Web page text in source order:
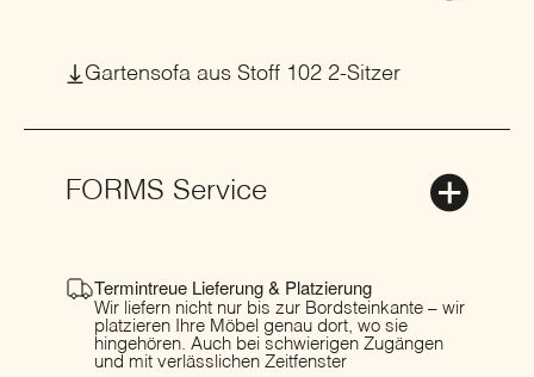
Gartensofa aus Stoff 102 2-Sitzer
FORMS Service
Termintreue Lieferung & Platzierung
Wir liefern nicht nur bis zur Bordsteinkante – wir
platzieren Ihre Möbel genau dort, wo sie
hingehören. Auch bei schwierigen Zugängen
und mit verlässlichen Zeitfenster